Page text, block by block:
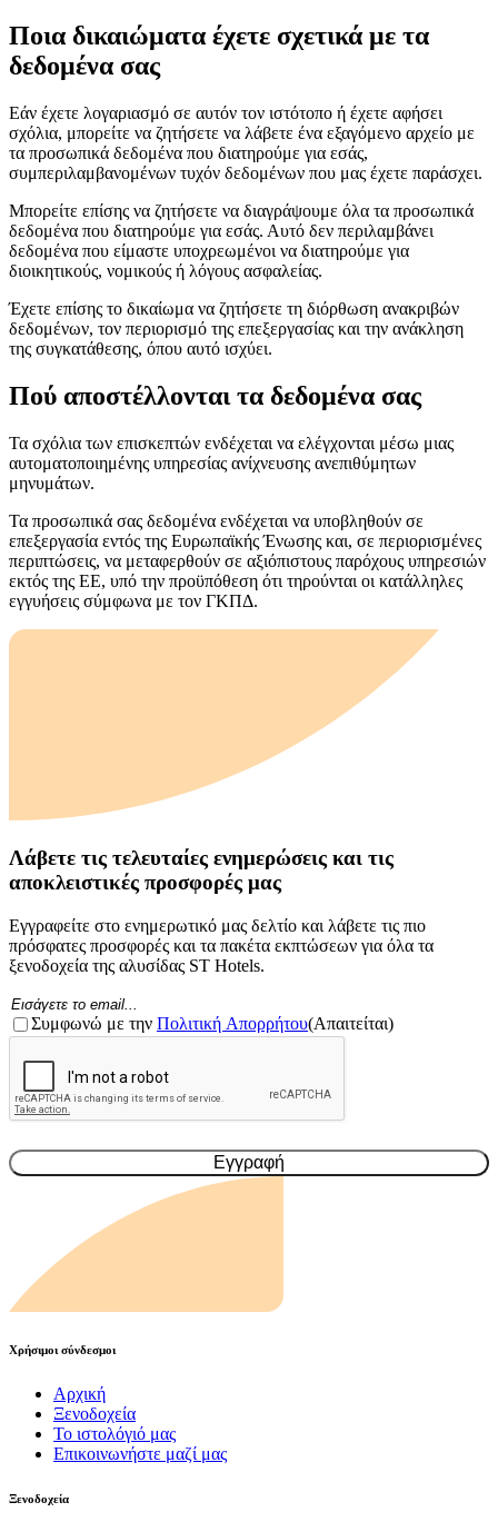
Ποια δικαιώματα έχετε σχετικά με τα
δεδομένα σας
Εάν έχετε λογαριασμό σε αυτόν τον ιστότοπο ή έχετε αφήσει
σχόλια, μπορείτε να ζητήσετε να λάβετε ένα εξαγόμενο αρχείο με
τα προσωπικά δεδομένα που διατηρούμε για εσάς,
συμπεριλαμβανομένων τυχόν δεδομένων που μας έχετε παράσχει.
Μπορείτε επίσης να ζητήσετε να διαγράψουμε όλα τα προσωπικά
δεδομένα που διατηρούμε για εσάς. Αυτό δεν περιλαμβάνει
δεδομένα που είμαστε υποχρεωμένοι να διατηρούμε για
διοικητικούς, νομικούς ή λόγους ασφαλείας.
Έχετε επίσης το δικαίωμα να ζητήσετε τη διόρθωση ανακριβών
δεδομένων, τον περιορισμό της επεξεργασίας και την ανάκληση
της συγκατάθεσης, όπου αυτό ισχύει.
Πού αποστέλλονται τα δεδομένα σας
Τα σχόλια των επισκεπτών ενδέχεται να ελέγχονται μέσω μιας
αυτοματοποιημένης υπηρεσίας ανίχνευσης ανεπιθύμητων
μηνυμάτων.
Τα προσωπικά σας δεδομένα ενδέχεται να υποβληθούν σε
επεξεργασία εντός της Ευρωπαϊκής Ένωσης και, σε περιορισμένες
περιπτώσεις, να μεταφερθούν σε αξιόπιστους παρόχους υπηρεσιών
εκτός της ΕΕ, υπό την προϋπόθεση ότι τηρούνται οι κατάλληλες
εγγυήσεις σύμφωνα με τον ΓΚΠΔ.
Λάβετε τις τελευταίες ενημερώσεις και τις
αποκλειστικές προσφορές μας
Εγγραφείτε στο ενημερωτικό μας δελτίο και λάβετε τις πιο
πρόσφατες προσφορές και τα πακέτα εκπτώσεων για όλα τα
ξενοδοχεία της αλυσίδας ST Hotels.
Ηλεκτρονικό
ταχυδρομείο(Απαιτείται)
Συγκατάθεση (Απαιτείται)
Συμφωνώ με την Πολιτική Απορρήτου(Απαιτείται)
CAPTCHA
Χρήσιμοι σύνδεσμοι
Αρχική
Ξενοδοχεία
Το ιστολόγιό μας
Επικοινωνήστε μαζί μας
Ξενοδοχεία